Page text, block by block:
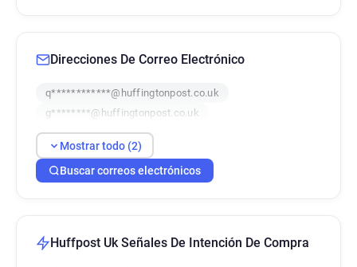
Direcciones De Correo Electrónico
q************@huffingtonpost.co.uk
g********@huffingtonpost.co.uk
Mostrar todo (2)
Buscar correos electrónicos
Huffpost Uk Señales De Intención De Compra